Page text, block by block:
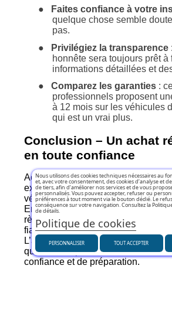
●
Faites confiance à votre
quelque chose semble
pas.
●
Privilégiez la transparence
honnête sera toujours prêt à
informations détaillées et
●
Comparez les garanties:
professionnels proposent
à 12 mois sur les véhicules
qui est un vrai plus.
Conclusion – Un achat
en toute confiance
Acheter une voiture d’occasion
excellente affaire si l’on prend le
vérifier chaque détail.
En évitant ces cinq erreurs et en
règles simples, vous pouvez
fiable, adapté à vos besoins et à
L’achat d’une voiture n’est pas
question de prix, mais avant tout
confiance et de préparation.
Nous utilisons des cookies techniques nécessaires au
et, avec votre consentement, des cookies d’analyse et
de tiers, afin d’améliorer nos services et de vous
personnalisés. Vous pouvez accepter, refuser ou
préférences à tout moment via le bouton dédié. Le
conséquence sur votre navigation. Consultez la
de détails.
Politique de cookies
PERSONNALISER TOUT ACCEPTER